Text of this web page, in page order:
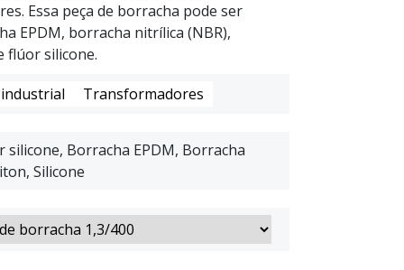
Essa peça de borracha pode ser
EPDM, borracha nitrílica (NBR),
flúor silicone.
Transformadores
Borracha EPDM, Borracha
Silicone